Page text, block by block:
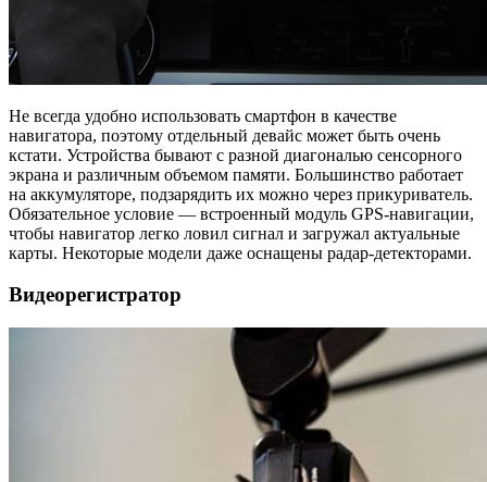
Не всегда удобно использовать смартфон в качестве
навигатора, поэтому отдельный девайс может быть очень
кстати. Устройства бывают с разной диагональю сенсорного
экрана и различным объемом памяти. Большинство работает
на аккумуляторе, подзарядить их можно через прикуриватель.
Обязательное условие — встроенный модуль GPS-навигации,
чтобы навигатор легко ловил сигнал и загружал актуальные
карты. Некоторые модели даже оснащены радар-детекторами.
Видеорегистратор